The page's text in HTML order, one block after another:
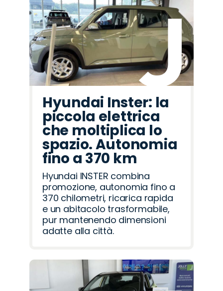
Hyundai Inster: la
piccola elettrica
che moltiplica lo
spazio. Autonomia
fino a 370 km
Hyundai INSTER combina
promozione, autonomia fino a
370 chilometri, ricarica rapida
e un abitacolo trasformabile,
pur mantenendo dimensioni
adatte alla città.